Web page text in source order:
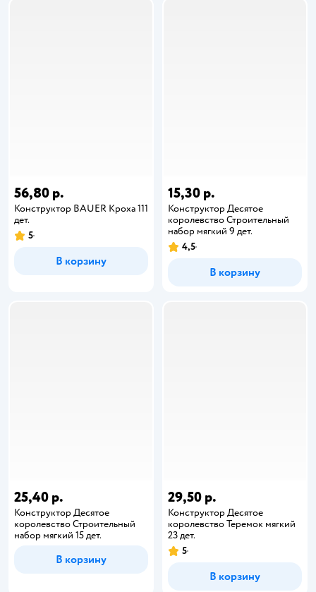
56,80 р.
Конструктор BAUER Кроха 111
дет.
5
В корзину
15,30 р.
Конструктор Десятое
королевство Строительный
набор мягкий 9 дет.
4,5
В корзину
25,40 р.
Конструктор Десятое
королевство Строительный
набор мягкий 15 дет.
В корзину
29,50 р.
Конструктор Десятое
королевство Теремок мягкий
23 дет.
5
В корзину